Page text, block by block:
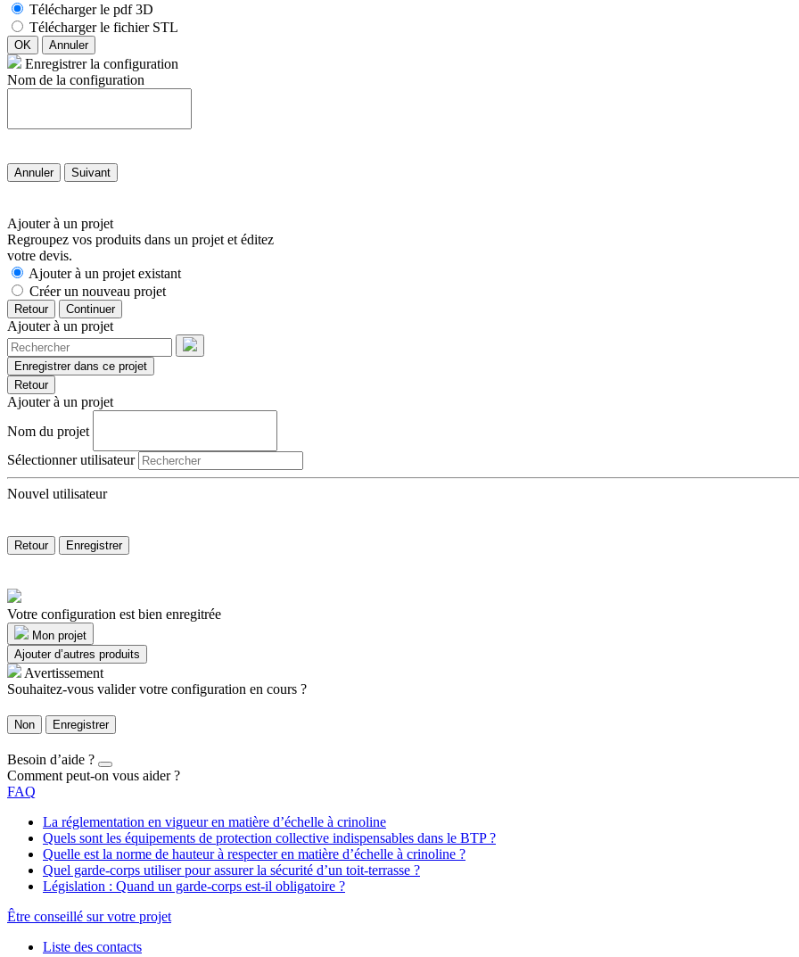
Télécharger le pdf 3D
Télécharger le fichier STL
OK Annuler
Enregistrer la configuration
Nom de la configuration
Annuler Suivant
Ajouter à un projet
Regroupez vos produits dans un projet et éditez
votre devis.
Ajouter à un projet existant
Créer un nouveau projet
Retour Continuer
Ajouter à un projet
Enregistrer dans ce projet
Retour
Ajouter à un projet
Nom du projet
Sélectionner utilisateur
Nouvel utilisateur
Retour Enregistrer
Votre configuration est bien enregitrée
Mon projet
Ajouter d’autres produits
Avertissement
Souhaitez-vous valider votre configuration en cours ?
Non Enregistrer
Besoin d’aide ?
Comment peut-on vous aider ?
FAQ
La réglementation en vigueur en matière d’échelle à crinoline
Quels sont les équipements de protection collective indispensables dans le BTP ?
Quelle est la norme de hauteur à respecter en matière d’échelle à crinoline ?
Quel garde-corps utiliser pour assurer la sécurité d’un toit-terrasse ?
Législation : Quand un garde-corps est-il obligatoire ?
Être conseillé sur votre projet
Liste des contacts